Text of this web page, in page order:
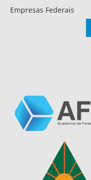
Empresas Federais